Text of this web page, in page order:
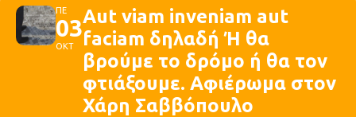
ΠΕ
03
ΟΚΤ
Aut viam inveniam aut
faciam δηλαδή Ή θα
βρούμε το δρόμο ή θα τον
φτιάξουμε. Αφιέρωμα στον
Χάρη Σαββόπουλο